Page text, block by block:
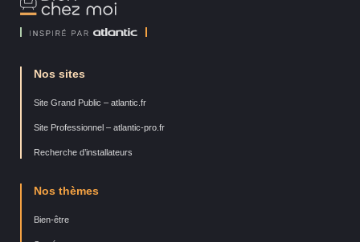
Chez
Nos sites
Site Grand Public – atlantic.fr
Site Professionnel – atlantic-pro.fr
Recherche d’installateurs
Nos thèmes
Bien-être